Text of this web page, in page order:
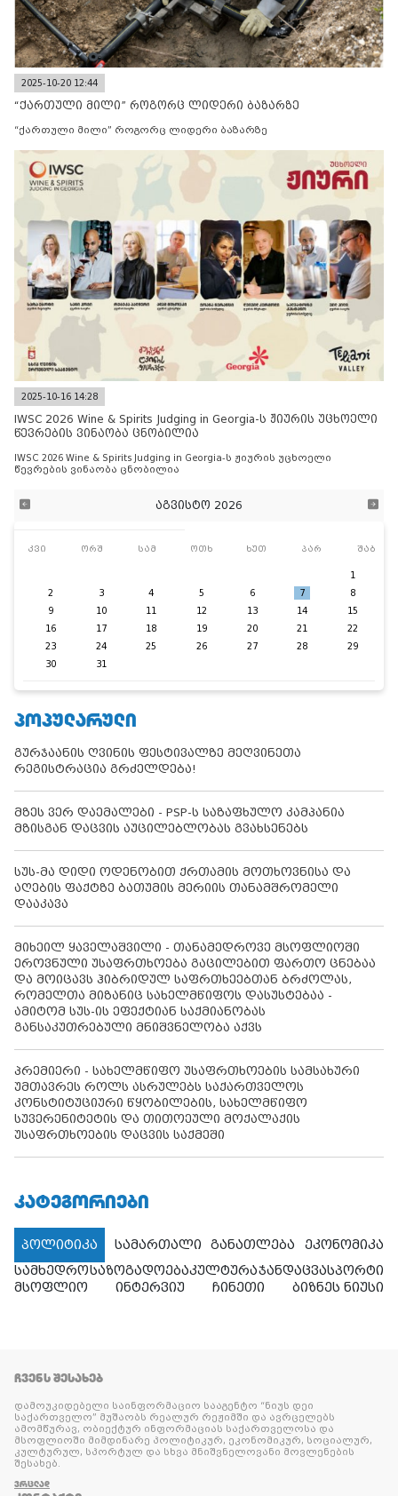
2025-10-20 12:44
“ქართული მილი” როგორც ლიდერი ბაზარზე
“ქართული მილი” როგორც ლიდერი ბაზარზე
2025-10-16 14:28
IWSC 2026 Wine & Spirits Judging in Georgia-ს ჟიურის უცხოელი
წევრების ვინაობა ცნობილია
IWSC 2026 Wine & Spirits Judging in Georgia-ს ჟიურის უცხოელი
წევრების ვინაობა ცნობილია
აგვისტო 2026
კვი ორშ სამ ოთხ ხუთ პარ შაბ
1
2
3 4 5 6 7
8
9
10 11 12 13 14
15
16
17 18 19 20 21
22
23
24 25 26 27 28
29
30
31
ᲞᲝᲞᲣᲚᲐᲠᲣᲚᲘ
გურჯაანის ღვინის ფესტივალზე მეღვინეთა
რეგისტრაცია გრძელდება!
მზეს ვერ დაემალები - PSP-ს საზაფხულო კამპანია
მზისგან დაცვის აუცილებლობას გვახსენებს
სუს-მა დიდი ოდენობით ქრთამის მოთხოვნისა და
აღების ფაქტზე ბათუმის მერიის თანამშრომელი
დააკავა
მიხეილ ყაველაშვილი - თანამედროვე მსოფლიოში
ეროვნული უსაფრთხოება გაცილებით ფართო ცნებაა
და მოიცავს ჰიბრიდულ საფრთხეებთან ბრძოლას,
რომელთა მიზანიც სახელმწიფოს დასუსტებაა -
ამიტომ სუს-ის ეფექტიან საქმიანობას
განსაკუთრებული მნიშვნელობა აქვს
პრემიერი - სახელმწიფო უსაფრთხოების სამსახური
უმთავრეს როლს ასრულებს საქართველოს
კონსტიტუციური წყობილების, სახელმწიფო
სუვერენიტეტის და თითოეული მოქალაქის
უსაფრთხოების დაცვის საქმეში
ᲙᲐᲢᲔᲒᲝᲠᲘᲔᲑᲘ
პოლიტიკა სამართალი განათლება
ეკონომიკა
სამხედროსაზოგადოებაკულტურაჯანდაცვასპორტი
მსოფლიო
ინტერვიუ ჩინეთი ბიზნეს ნიუსი
ᲩᲕᲔᲜᲡ ᲨᲔᲡᲐᲮᲔᲑ
დამოუკიდებელი საინფორმაციო სააგენტო “ნიუს დეი
საქართველო” მუშაობს რეალურ რეჟიმში და ავრცელებს
ამომწურავ, ობიექტურ ინფორმაციას საქართველოსა და
მსოფლიოში მიმდინარე პოლიტიკურ, ეკონომიკურ, სოციალურ,
კულტურულ, სპორტულ და სხვა მნიშვნელოვანი მოვლენების
შესახებ.
ᲕᲠᲪᲚᲐᲓ